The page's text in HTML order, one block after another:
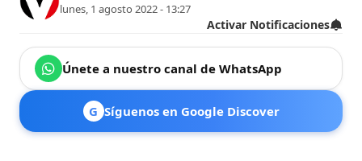
lunes, 1 agosto 2022 - 13:27
Activar Notificaciones
Únete a nuestro canal de WhatsApp
G Síguenos en Google Discover